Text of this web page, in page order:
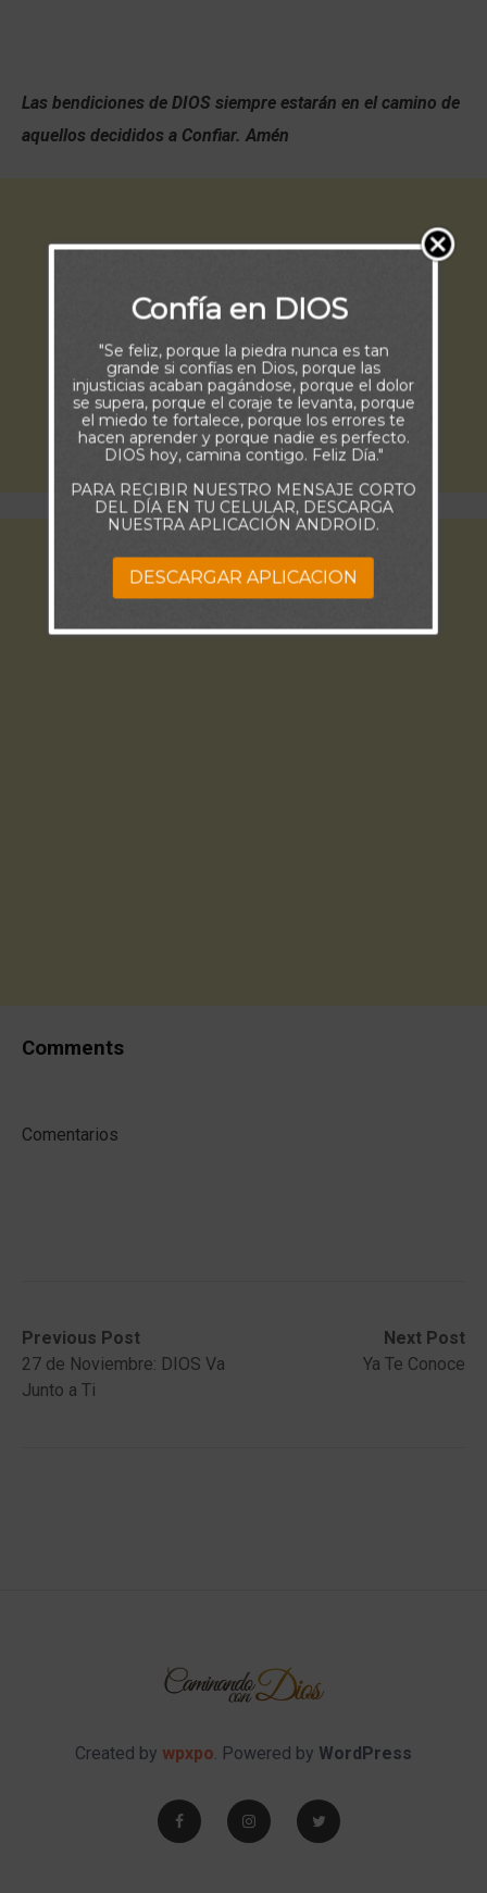
Las bendiciones de DIOS siempre estarán en el camino de
aquellos decididos a Confiar. Amén
Comments
Comentarios
Post
navigation
Previous Post
Previous
post:27 de Noviembre: DIOS Va
Junto a Ti
Next Post
Next
post:
Ya Te Conoce
Created by wpxpo. Powered by WordPress
Confía en DIOS
"Se feliz, porque la piedra nunca es tan
grande si confías en Dios, porque las
injusticias acaban pagándose, porque el dolor
se supera, porque el coraje te levanta, porque
el miedo te fortalece, porque los errores te
hacen aprender y porque nadie es perfecto.
DIOS hoy, camina contigo. Feliz Día."
PARA RECIBIR NUESTRO MENSAJE CORTO
DEL DÍA EN TU CELULAR, DESCARGA
NUESTRA APLICACIÓN ANDROID.
DESCARGAR APLICACION